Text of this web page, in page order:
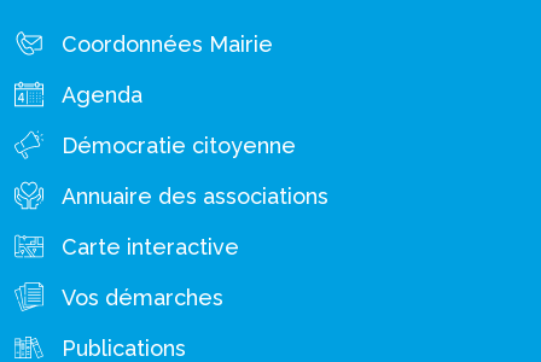
Coordonnées Mairie
Agenda
Démocratie citoyenne
Annuaire des associations
Carte interactive
Vos démarches
Publications